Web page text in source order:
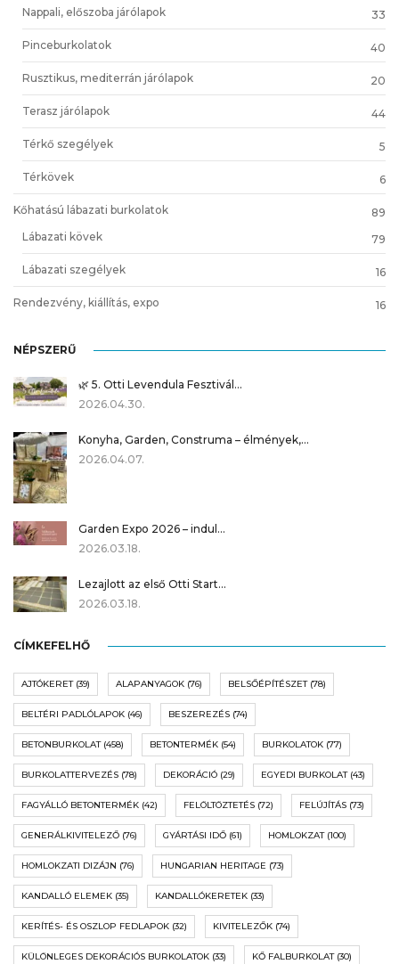
Nappali, előszoba járólapok 33
Pinceburkolatok 40
Rusztikus, mediterrán járólapok 20
Terasz járólapok 44
Térkő szegélyek 5
Térkövek 6
Kőhatású lábazati burkolatok
89
Lábazati kövek
79
Lábazati szegélyek 16
Rendezvény, kiállítás, expo 16
NÉPSZERŰ
🌿 5. Otti Levendula Fesztivál…
2026.04.30.
Konyha, Garden, Construma – élmények,…
2026.04.07.
Garden Expo 2026 – indul…
2026.03.18.
Lezajlott az első Otti Start…
2026.03.18.
CÍMKEFELHŐ
AJTÓKERET(39) ALAPANYAGOK (76) BELSŐÉPÍTÉSZET(78)
BELTÉRI PADLÓLAPOK (46) BESZEREZÉS (74)
BETONBURKOLAT(458) BETONTERMÉK (54) BURKOLATOK (77)
BURKOLATTERVEZÉS (78) DEKORÁCIÓ (29) EGYEDI BURKOLAT(43)
FAGYÁLLÓ BETONTERMÉK (42) FELÖLTÖZTETÉS (72) FELÚJÍTÁS (73)
GENERÁLKIVITELEZŐ (76) GYÁRTÁSI IDŐ (61) HOMLOKZAT(100)
HOMLOKZATI DIZÁJN (76) HUNGARIAN HERITAGE (73)
KANDALLÓ ELEMEK (35) KANDALLÓKERETEK (33)
KERÍTÉS- ÉS OSZLOP FEDLAPOK (32) KIVITELEZŐK (74)
KÜLÖNLEGES DEKORÁCIÓS BURKOLATOK (33) KŐ FALBURKOLAT(30)